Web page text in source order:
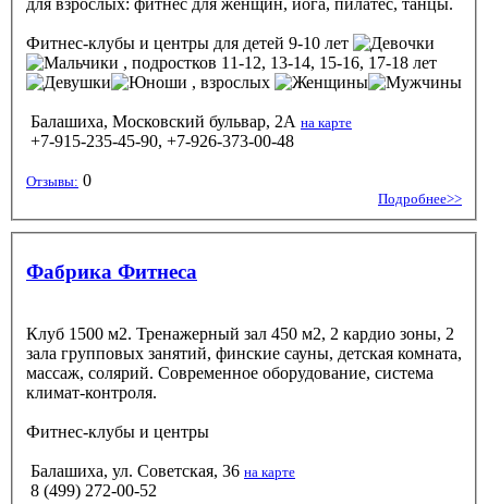
Фитнес-клубы и центры для детей 9-10 лет
, подростков 11-12, 13-14, 15-16, 17-18 лет
, взрослых
Балашиха, Московский бульвар, 2А на карте
+7-915-235-45-90, +7-926-373-00-48
Отзывы: 0
Подробнее>>
Фабрика Фитнеса
Клуб 1500 м2. Тренажерный зал 450 м2, 2 кардио зоны, 2
зала групповых занятий, финские сауны, детская комната,
массаж, солярий. Современное оборудование, система
климат-контроля.
Фитнес-клубы и центры
Балашиха, ул. Советская, 36 на карте
8 (499) 272-00-52